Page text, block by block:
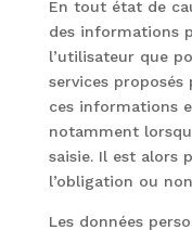
En tout état de
des informations
l’utilisateur que
services
ces informations
notamment
saisie. Il est alors
l’obligation ou
Les données